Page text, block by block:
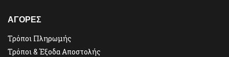
ΑΓΟΡΕΣ
Τρόποι Πληρωμής
Τρόποι & Έξοδα Αποστολής